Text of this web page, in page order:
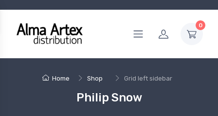
0
Home Shop Grid left sidebar
Philip Snow